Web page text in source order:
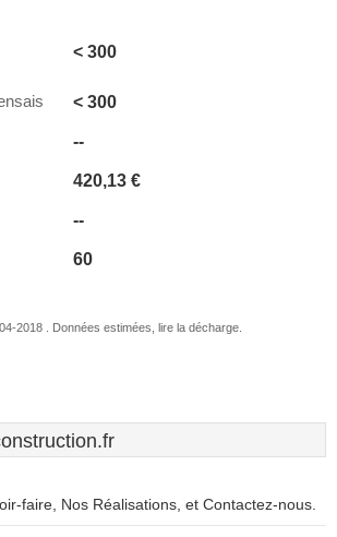
< 300
< 300
--
420,13 €
--
60
2018 . Données estimées, lire la décharge.
faire, Nos Réalisations, et Contactez-nous.